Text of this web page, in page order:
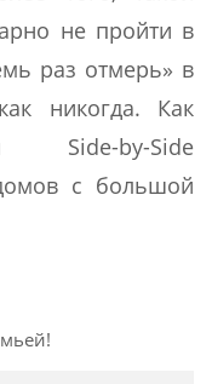
не пройти в
раз отмерь» в
никогда. Как
Side-by-Side
с большой